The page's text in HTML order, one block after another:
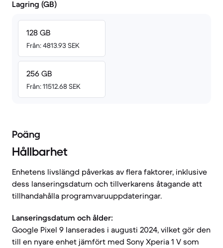
Lagring (GB)
128 GB
Från: 4813.93 SEK
256 GB
Från: 11512.68 SEK
Poäng
Hållbarhet
Enhetens livslängd påverkas av flera faktorer, inklusive
dess lanseringsdatum och tillverkarens åtagande att
tillhandahålla programvaruuppdateringar.
Lanseringsdatum och ålder:
Google Pixel 9 lanserades i augusti 2024, vilket gör den
till en nyare enhet jämfört med Sony Xperia 1 V som